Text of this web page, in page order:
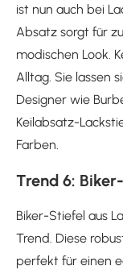
ist nun auch bei
Absatz sorgt für
modischen Look.
Alltag. Sie lassen
Designer wie
Keilabsatz-
Farben.
Trend 6:
Biker-Stiefel aus
Trend. Diese
perfekt für einen